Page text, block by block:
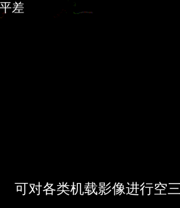
差
可对各类机载影像进行空